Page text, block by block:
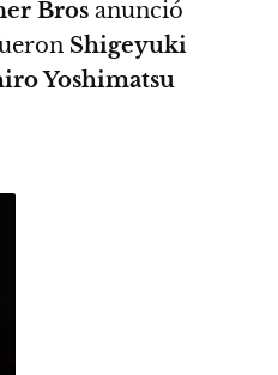
Bros anunció
Shigeyuki
Yoshimatsu